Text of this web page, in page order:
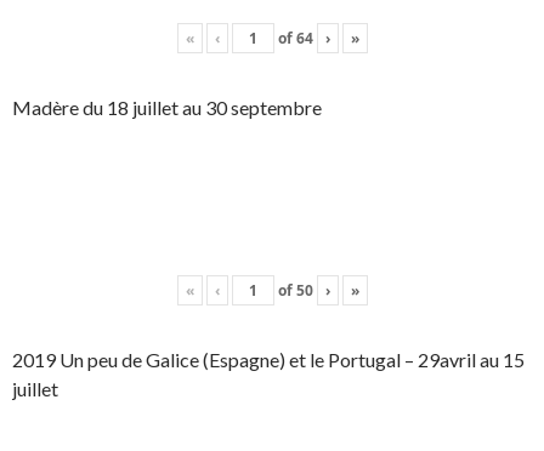
« ‹ of64 › »
Madère du 18 juillet au 30 septembre
« ‹ of50 › »
2019 Un peu de Galice (Espagne) et le Portugal – 29avril au 15
juillet